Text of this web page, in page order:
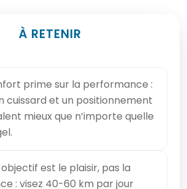
À RETENIR
prime sur la performance :
cuissard et un positionnement
mieux que n’importe quelle
est le plaisir, pas la
: visez 40-60 km par jour